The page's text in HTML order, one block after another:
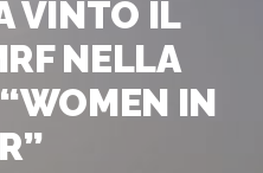
VINTO IL
NELLA
IN